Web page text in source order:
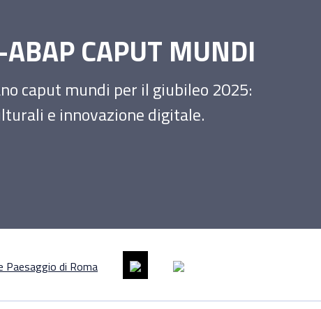
CAPUT MUNDI
caput mundi per il giubileo 2025:
e innovazione digitale.